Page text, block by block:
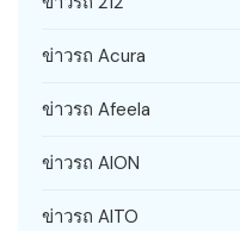
ข่าวรถ Acura
ข่าวรถ Afeela
ข่าวรถ AION
ข่าวรถ AITO